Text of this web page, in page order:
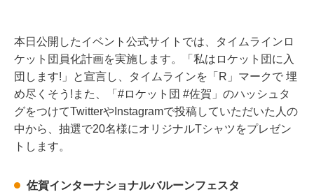
本日公開したイベント公式サイトでは、タイムラインロ
ケット団員化計画を実施します。「私はロケット団に入
団します!」と宣言し、タイムラインを「R」マークで 埋
め尽くそう!また、「#ロケット団 #佐賀」のハッシュタ
グをつけてTwitterやInstagramで投稿していただいた人の
中から、抽選で20名様にオリジナルTシャツをプレゼン
トします。
佐賀インターナショナルバルーンフェスタ